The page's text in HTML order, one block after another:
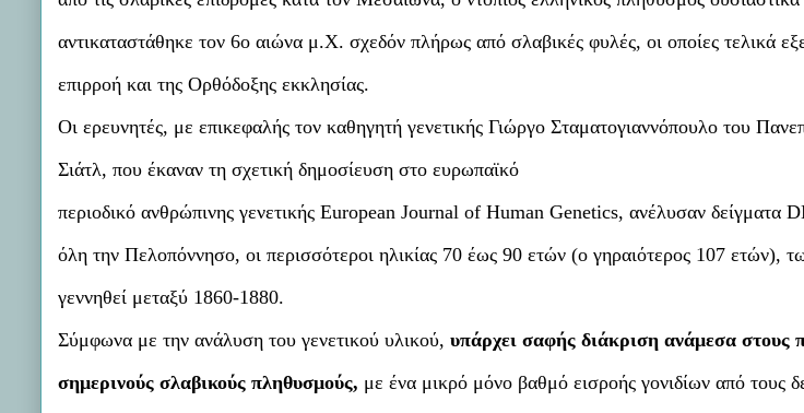
αντικαταστάθηκε τον 6ο αιώνα μ.Χ. σχεδόν πλήρως από σλαβικές φυλές, οι οποίες τελικά
επιρροή και της Ορθόδοξης εκκλησίας.
Οι ερευνητές, με επικεφαλής τον καθηγητή γενετικής Γιώργο Σταματογιαννόπουλο του
Σιάτλ, που έκαναν τη σχετική δημοσίευση στο ευρωπαϊκό
περιοδικό ανθρώπινης γενετικής European Journal of Human Genetics, ανέλυσαν δείγματα
όλη την Πελοπόννησο, οι περισσότεροι ηλικίας 70 έως 90 ετών (ο γηραιότερος 107 ετών),
γεννηθεί μεταξύ 1860-1880.
Σύμφωνα με την ανάλυση του γενετικού υλικού, υπάρχει σαφής διάκριση ανάμεσα στους
σημερινούς σλαβικούς πληθυσμούς, με ένα μικρό μόνο βαθμό εισροής γονιδίων από τους